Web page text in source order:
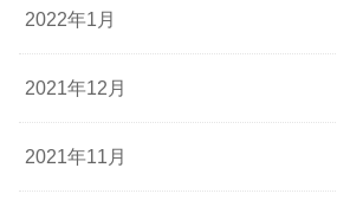
2022年1月
2021年12月
2021年11月